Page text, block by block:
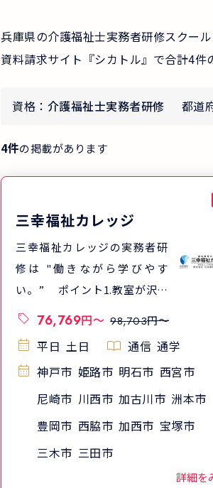
兵庫県の介護福祉士実務者研修スクール
資料請求サイト『シカトル』で合計4件
資格： 介護福祉士実務者研修 都道
4件の掲載があります
三幸福祉カレッジ
三幸福祉カレッジの実務者研
修は "働きながら学びやす
い。” ポイント1.教室が沢山
あり、自宅や職場の近くで通
学しやすい ポイント2.クラ
スが沢山あり、通学日が選び
やすい ポイント3.通学日数
はわずか7日 三幸福祉カレッジ
では、北海道から沖縄まで全
研修を開講しています。 「一
76,769円〜 98,703円〜
平日 土日 通信 通学
神戸市 姫路市 明石市 西宮市
尼崎市 川西市 加古川市 洲本市
豊岡市 西脇市 加西市 宝塚市
三木市 三田市
詳細を